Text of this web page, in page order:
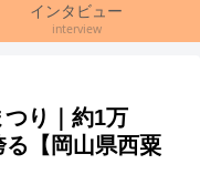
インタビュー
interview
り｜約1万
【岡山県西粟